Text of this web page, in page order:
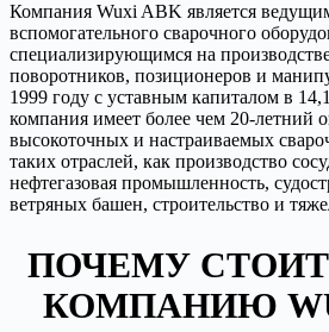
Компания Wuxi ABK является
вспомогательного сварочного
специализирующимся на
поворотников, позиционеров и
1999 году с уставным капиталом в
компания имеет более чем 20-летний
высокоточных и настраиваемых
таких отраслей, как производство
нефтегазовая промышленность,
ветряных башен, строительство и
ПОЧЕМУ СТОИТ
КОМПАНИЮ